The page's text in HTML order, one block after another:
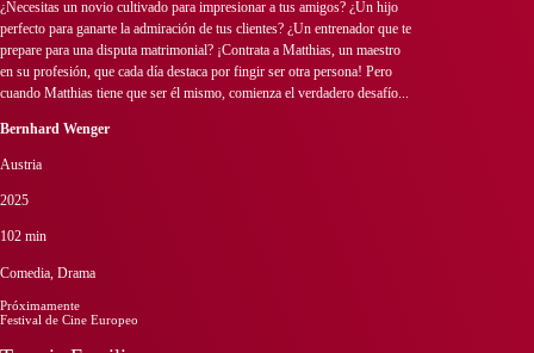
¿Necesitas un novio cultivado para impresionar a tus amigos? ¿Un hijo
perfecto para ganarte la admiración de tus clientes? ¿Un entrenador que te
prepare para una disputa matrimonial? ¡Contrata a Matthias, un maestro
en su profesión, que cada día destaca por fingir ser otra persona! Pero
cuando Matthias tiene que ser él mismo, comienza el verdadero desafío...
Bernhard Wenger
Austria
2025
102 min
Comedia, Drama
Próximamente
Festival de Cine Europeo